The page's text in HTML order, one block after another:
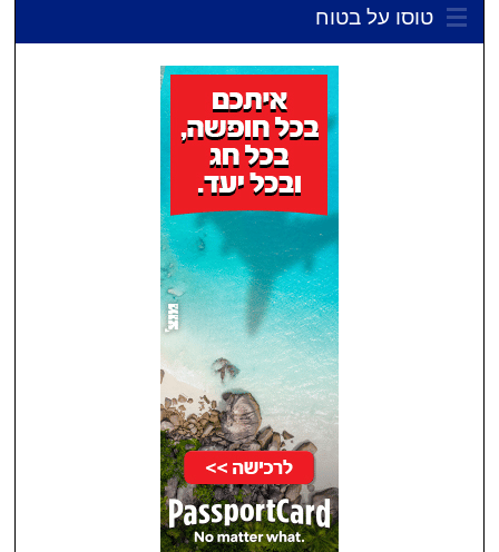
טוסו על בטוח